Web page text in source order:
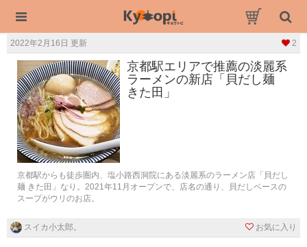
2022年2月16日 更新 2
京都駅エリアで推薦の淡麗系
ラーメンの新店「貝だし麺
きた田」
京都駅からも徒歩圏内、塩小路西洞院にある淡麗系のラーメン店「貝だし
麺 きた田」なり。2021年11月オープンで、店名の通り、貝だしベースの
スープがウリのお店。
スイカ小太郎。 お気に入り